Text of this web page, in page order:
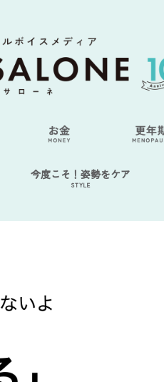
今度こそ！姿勢をケア
STYLE